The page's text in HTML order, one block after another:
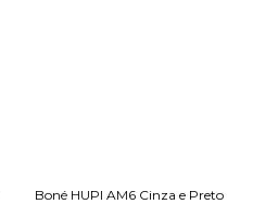
Boné HUPI AM6 Cinza e Preto